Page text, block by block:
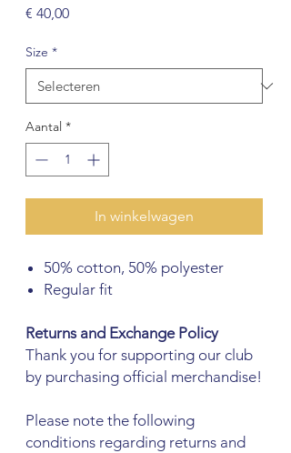
€ 40,00Prijs
Size *
Aantal *
In winkelwagen
50% cotton, 50% polyester
Regular fit
Returns and Exchange Policy
Thank you for supporting our club
by purchasing official merchandise!
Please note the following
conditions regarding returns and